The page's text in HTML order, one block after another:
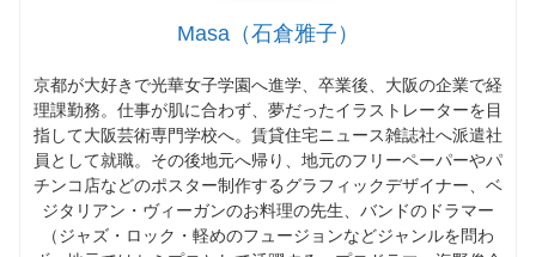
Masa（石倉雅子）
京都が大好きで光華女子学園へ進学、卒業後、大阪の企業で経
理課勤務。仕事が肌に合わず、夢だったイラストレーターを目
指して大阪芸術専門学校へ。賃貸住宅ニュース雑誌社へ派遣社
員として就職。その後地元へ帰り、地元のフリーペーパーやパ
チンコ店などのポスター制作するグラフィックデザイナー、ベ
ジタリアン・ヴィーガンのお料理の先生、バンドのドラマー
（ジャズ・ロック・軽めのフュージョンなどジャンルを問わ